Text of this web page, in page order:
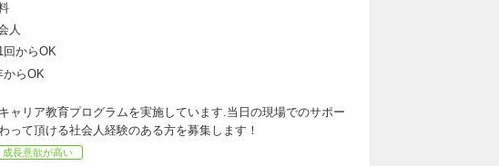
人
回からOK
からOK
ャリア教育プログラムを実施しています.当日の現場でのサポー
って頂ける社会人経験のある方を募集します！
成長意欲が高い